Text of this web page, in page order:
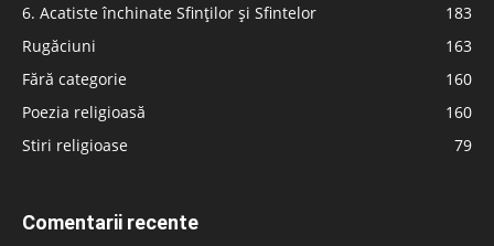
6. Acatiste închinate Sfinților și Sfintelor
183
Rugăciuni
163
Fără categorie
160
Poezia religioasă
160
Stiri religioase
79
Comentarii recente